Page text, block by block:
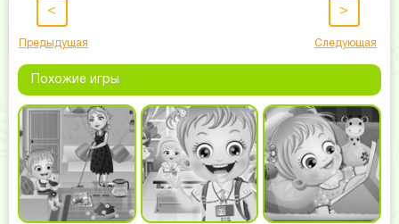
<
Предыдущая
>
Следующая
Похожие игры